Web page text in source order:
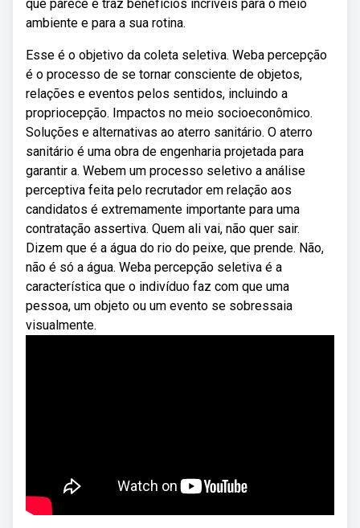
que parece e traz benefícios incríveis para o meio
ambiente e para a sua rotina.
Esse é o objetivo da coleta seletiva. Weba percepção
é o processo de se tornar consciente de objetos,
relações e eventos pelos sentidos, incluindo a
propriocepção. Impactos no meio socioeconômico.
Soluções e alternativas ao aterro sanitário. O aterro
sanitário é uma obra de engenharia projetada para
garantir a. Webem um processo seletivo a análise
perceptiva feita pelo recrutador em relação aos
candidatos é extremamente importante para uma
contratação assertiva. Quem ali vai, não quer sair.
Dizem que é a água do rio do peixe, que prende. Não,
não é só a água. Weba percepção seletiva é a
característica que o indivíduo faz com que uma
pessoa, um objeto ou um evento se sobressaia
visualmente.